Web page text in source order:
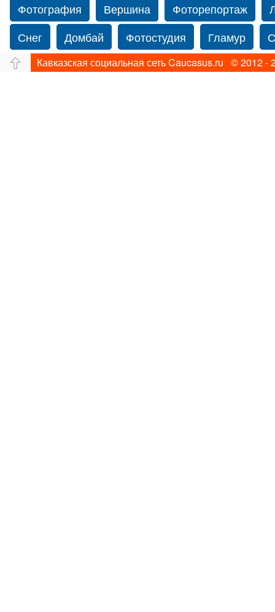
Фотография
Вершина Фоторепортаж
Снег
Домбай Фотостудия Гламур
Путешествие
Перевал Ущелье
Кавказская социальная сеть Caucasus.ru © 2012 -